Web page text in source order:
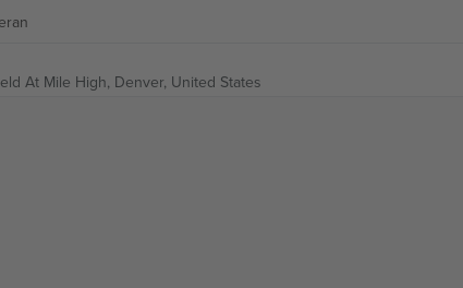
At Mile High, Denver, United States